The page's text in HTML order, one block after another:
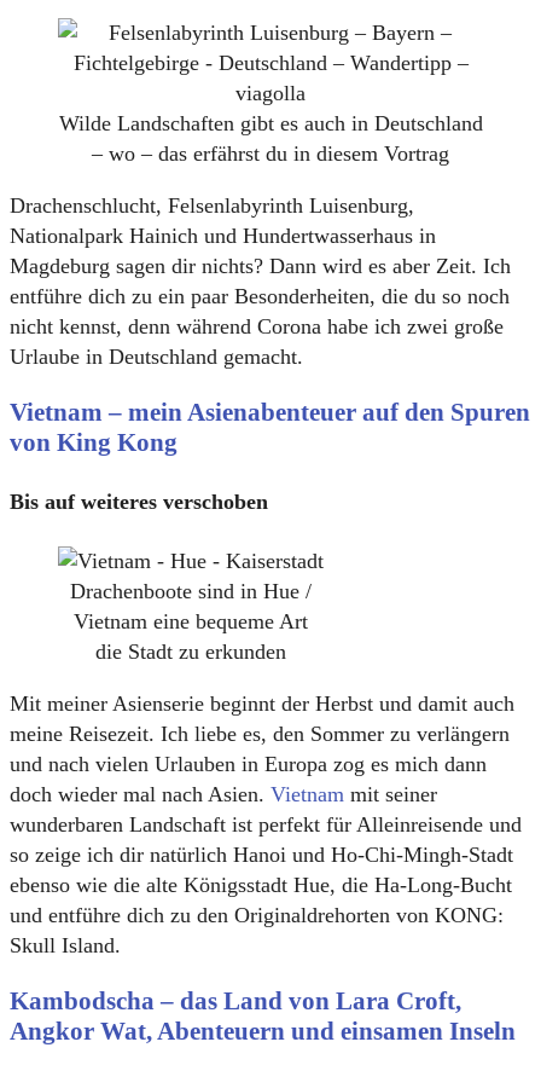
Wilde Landschaften gibt es auch in Deutschland
– wo – das erfährst du in diesem Vortrag
Drachenschlucht, Felsenlabyrinth Luisenburg,
Nationalpark Hainich und Hundertwasserhaus in
Magdeburg sagen dir nichts? Dann wird es aber Zeit. Ich
entführe dich zu ein paar Besonderheiten, die du so noch
nicht kennst, denn während Corona habe ich zwei große
Urlaube in Deutschland gemacht.
Vietnam – mein Asienabenteuer auf den Spuren
von King Kong
Bis auf weiteres verschoben
Drachenboote sind in Hue /
Vietnam eine bequeme Art
die Stadt zu erkunden
Mit meiner Asienserie beginnt der Herbst und damit auch
meine Reisezeit. Ich liebe es, den Sommer zu verlängern
und nach vielen Urlauben in Europa zog es mich dann
doch wieder mal nach Asien. Vietnam mit seiner
wunderbaren Landschaft ist perfekt für Alleinreisende und
so zeige ich dir natürlich Hanoi und Ho-Chi-Mingh-Stadt
ebenso wie die alte Königsstadt Hue, die Ha-Long-Bucht
und entführe dich zu den Originaldrehorten von KONG:
Skull Island.
Kambodscha – das Land von Lara Croft,
Angkor Wat, Abenteuern und einsamen Inseln